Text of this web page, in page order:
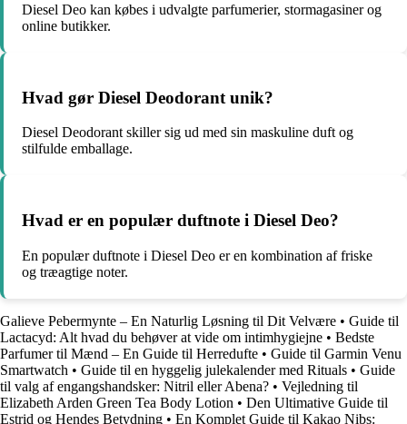
Diesel Deo kan købes i udvalgte parfumerier, stormagasiner og
online butikker.
Hvad gør Diesel Deodorant unik?
Diesel Deodorant skiller sig ud med sin maskuline duft og
stilfulde emballage.
Hvad er en populær duftnote i Diesel Deo?
En populær duftnote i Diesel Deo er en kombination af friske
og træagtige noter.
Galieve Pebermynte – En Naturlig Løsning til Dit Velvære • Guide til
Lactacyd: Alt hvad du behøver at vide om intimhygiejne • Bedste
Parfumer til Mænd – En Guide til Herredufte • Guide til Garmin Venu
Smartwatch • Guide til en hyggelig julekalender med Rituals • Guide
til valg af engangshandsker: Nitril eller Abena? • Vejledning til
Elizabeth Arden Green Tea Body Lotion • Den Ultimative Guide til
Estrid og Hendes Betydning • En Komplet Guide til Kakao Nibs: